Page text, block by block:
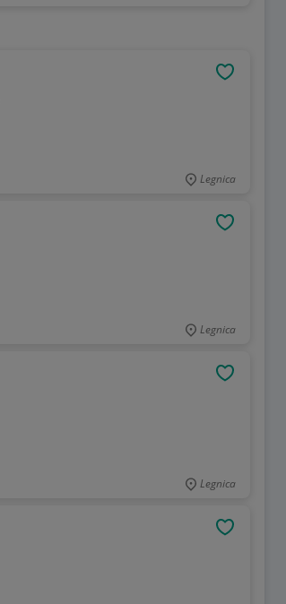
Legnica
Legnica
Legnica